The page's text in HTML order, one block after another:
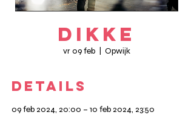
Dikke
vr 09 feb
  |
Opwijk
DETAILS
09 feb 2024, 20:00 – 10 feb 2024, 23:50